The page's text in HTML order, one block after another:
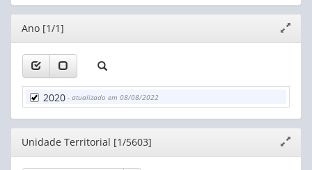
Com tipo de regulamentação na forma de autorização
Com tipo de regulamentação na forma de serviço
Não regulamentado
Sem transporte coletivo por ônibus intramunicipal
Municípios sem informação
Editor
janela
Ano [1/1]
2020 - atualizado em 08/08/2022
Editor
janela
Unidade Territorial [1/5603]